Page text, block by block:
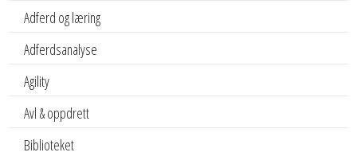
Adferd og læring
Adferdsanalyse
Agility
Avl & oppdrett
Biblioteket